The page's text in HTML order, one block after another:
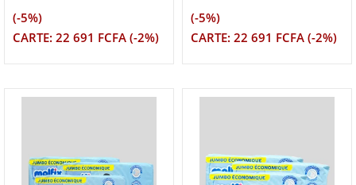
(-5%)
CARTE: 22 691 FCFA (-2%)
(-5%)
CARTE: 22 691 FCFA (-2%)